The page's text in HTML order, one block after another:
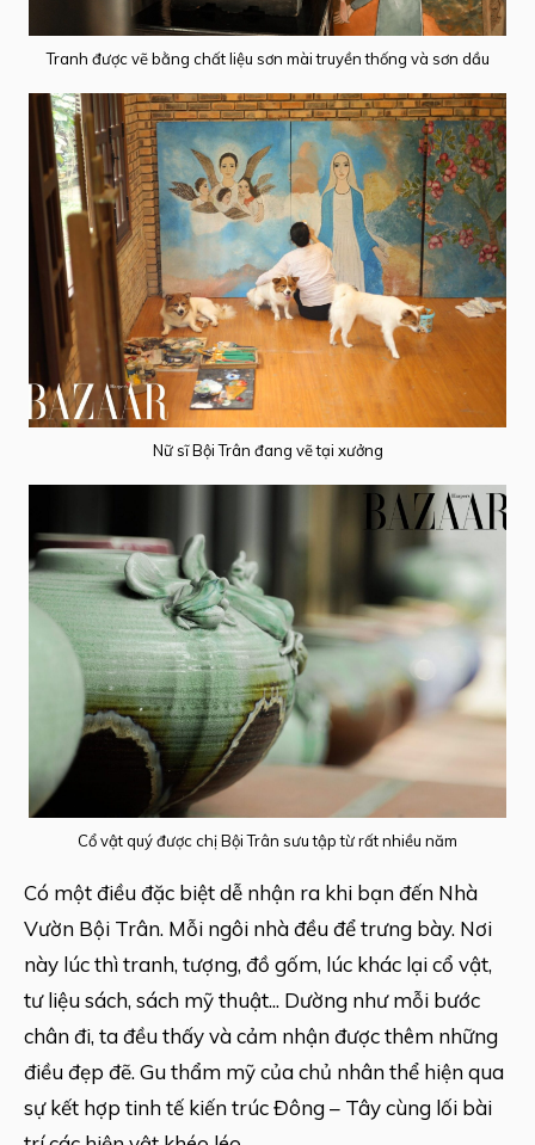
Tranh được vẽ bằng chất liệu sơn mài truyền thống và sơn dầu
Nữ sĩ Bội Trân đang vẽ tại xưởng
Cổ vật quý được chị Bội Trân sưu tập từ rất nhiều năm
Có một điều đặc biệt dễ nhận ra khi bạn đến Nhà
Vườn Bội Trân. Mỗi ngôi nhà đều để trưng bày. Nơi
này lúc thì tranh, tượng, đồ gốm, lúc khác lại cổ vật,
tư liệu sách, sách mỹ thuật... Dường như mỗi bước
chân đi, ta đều thấy và cảm nhận được thêm những
điều đẹp đẽ. Gu thẩm mỹ của chủ nhân thể hiện qua
sự kết hợp tinh tế kiến trúc Đông – Tây cùng lối bài